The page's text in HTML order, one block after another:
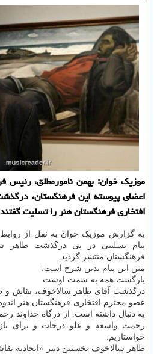
موزیک خوان: بهمن نامورمطلق، رئیس
اعضای پیوسته این فرهنگستان،
افتخاری فرهنگستان هنر را تسلیت
به گزارش موزیک خوان به نقل از
پیام تسلیتی در پی درگذشت طاهر
فرهنگستان منتشر گردید.
متن این پیام بدین شرح است:
بازگشت همه به سمت اوست
درگذشت آقای طاهر سالاخوف، نقاش و
عضو محترم افتخاری فرهنگستان هنر
به دنبال داشته است. از درگاه خداوند
رحمت واسعه و علو درجات و برای
خواستاریم.
طاهر سالاخوف نخستین دبیر «اتحادیه